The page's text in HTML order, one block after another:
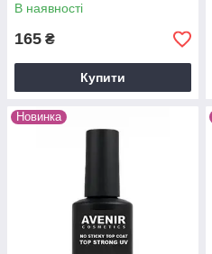
В наявності
165 ₴
Купити
Новинка